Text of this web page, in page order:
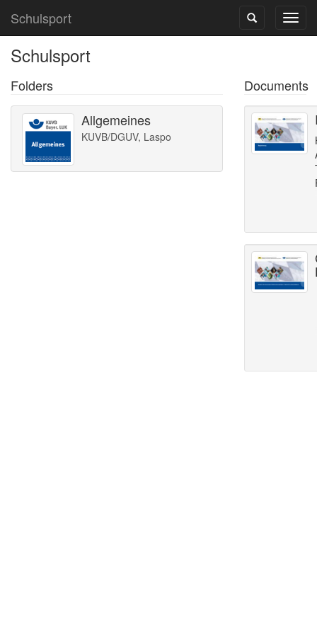
Schulsport
Schulsport
Folders
Allgemeines
KUVB/DGUV, Laspo
Documents